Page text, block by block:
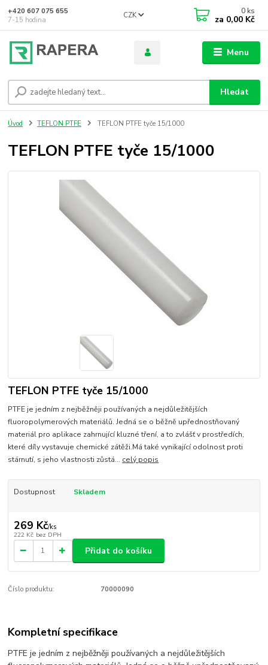
Menu
CZK
Hledat
+420 607 075 655
7-15 hodina
0 ks
za 0,00 Kč
Úvod TEFLON PTFE TEFLON PTFE tyče 15/1000
TEFLON PTFE tyče 15/1000
TEFLON PTFE tyče 15/1000
PTFE je jedním z nejběžněji používaných a nejdůležitějších
fluoropolymerových materiálů. Jedná se o běžně upřednostňovaný
materiál pro aplikace zahrnující kluzné tření, a to zvlášť v prostředích,
které díly vystavuje chemické zátěži.Má také vynikající odolnost proti
stárnutí, s jeho vlastnosti zůstá... celý popis
Dostupnost Skladem
269 Kč/ks
222 Kč bez DPH
Přidat do košíku
Číslo produktu: 70000090
Kompletní specifikace
PTFE je jedním z nejběžněji používaných a nejdůležitějších